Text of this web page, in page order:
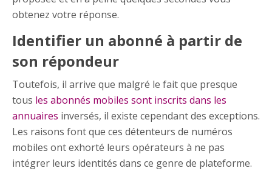
obtenez votre réponse.
Identifier un abonné à partir de
son répondeur
Toutefois, il arrive que malgré le fait que presque
tous les abonnés mobiles sont inscrits dans les
annuaires inversés, il existe cependant des exceptions.
Les raisons font que ces détenteurs de numéros
mobiles ont exhorté leurs opérateurs à ne pas
intégrer leurs identités dans ce genre de plateforme.